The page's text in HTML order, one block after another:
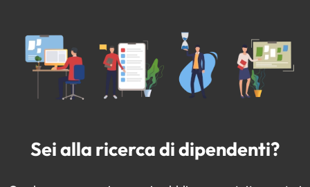
Sei alla ricerca di dipendenti?